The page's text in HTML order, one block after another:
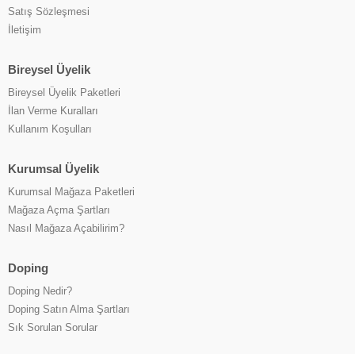
Satış Sözleşmesi
İletişim
Bireysel Üyelik
Bireysel Üyelik Paketleri
İlan Verme Kuralları
Kullanım Koşulları
Kurumsal Üyelik
Kurumsal Mağaza Paketleri
Mağaza Açma Şartları
Nasıl Mağaza Açabilirim?
Doping
Doping Nedir?
Doping Satın Alma Şartları
Sık Sorulan Sorular